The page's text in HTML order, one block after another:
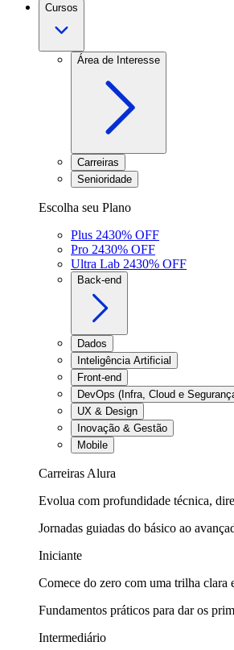
Cursos
Área de Interesse
Carreiras
Senioridade
Escolha seu Plano
Plus 2430% OFF
Pro 2430% OFF
Ultra Lab 2430% OFF
Back-end
Dados
Inteligência Artificial
Front-end
DevOps (Infra, Cloud e
UX & Design
Inovação & Gestão
Mobile
Carreiras Alura
Evolua com profundidade técnica,
Jornadas guiadas do básico ao
Iniciante
Comece do zero com uma trilha clara
Fundamentos práticos para dar os
Intermediário